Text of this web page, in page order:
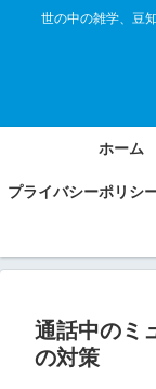
世の中の雑学、豆
ホーム
プライバシーポリシ
通話中のミ
の対策